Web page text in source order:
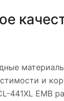
и
441XL EMB